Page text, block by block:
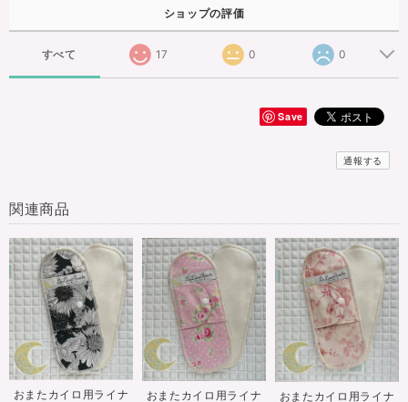
ショップの評価
すべて 17 0 0
Save
通報する
関連商品
おまたカイロ用ライナ
おまたカイロ用ライナ
おまたカイロ用ライナ